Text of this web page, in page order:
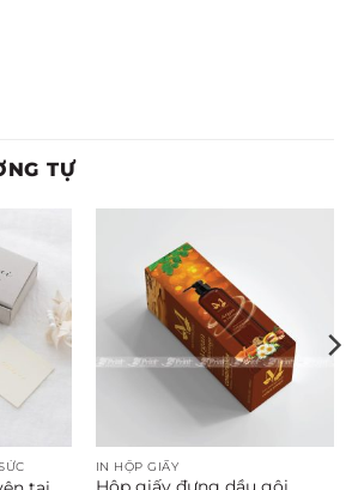
TỰ
IN HỘP GIẤY